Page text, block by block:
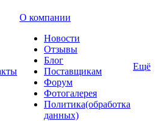
О компании
Новости
Отзывы
Блог
Поставщикам
Форум
Фотогалерея
Политика(обработка
данных)
Ещё